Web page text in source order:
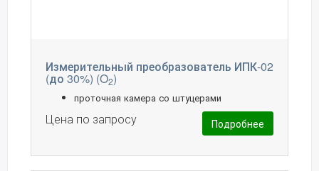
Измерительный преобразователь ИПК-02
(до 30%) (O2)
проточная камера со штуцерами
Цена по запросу Подробнее